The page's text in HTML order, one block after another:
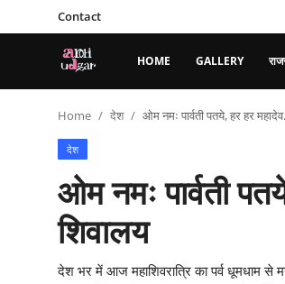
Contact
HOME GALLERY
Contact
Gallery
राजस्थान
Home देश ओम नमः पार्वती पतये, हर हर
देश
ओम नमः पार्वती
शिवालय
देश भर में आज महाशिवरात्रि का पर्व धूमधाम से